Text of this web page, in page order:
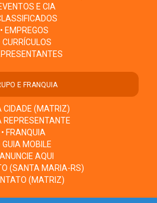
E CIA
• EMPREGOS
CURRÍCULOS
E FRANQUIA
CIDADE (MATRIZ)
REPRESENTANTE
• FRANQUIA
GUIA MOBILE
AQUI
(SANTA MARIA-RS)
(MATRIZ)